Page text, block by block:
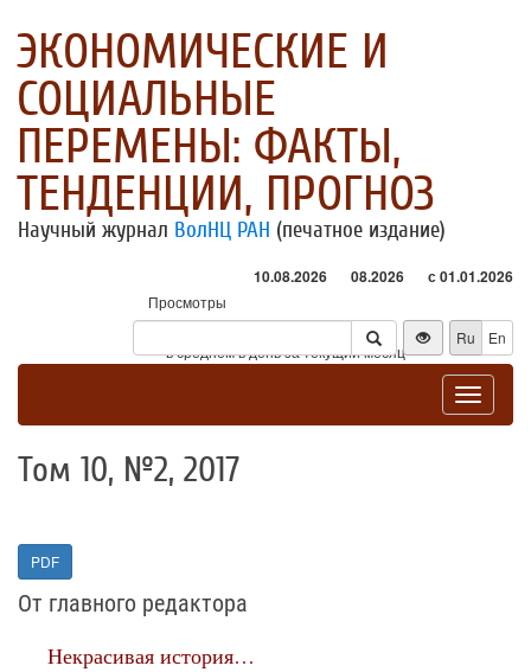
ЭКОНОМИЧЕСКИЕ И
СОЦИАЛЬНЫЕ
ПЕРЕМЕНЫ: ФАКТЫ,
ТЕНДЕНЦИИ, ПРОГНОЗ
Научный журнал ВолНЦ РАН (печатное издание)
10.08.2026 08.2026 с 01.01.2026
Просмотры
Посетители
* - в среднем в день за текущий месяц
Ru En
Toggle
Том 10, №2, 2017
PDF
От главного редактора
Некрасивая история…